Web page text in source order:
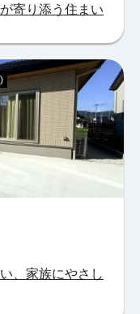
寄り添う住まい
、家族にやさし